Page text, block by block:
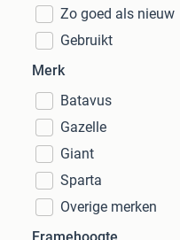
Zo goed als nieuw
Gebruikt
Merk
Batavus
Gazelle
Giant
Sparta
Overige merken